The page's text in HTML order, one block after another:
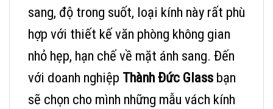
sang, độ trong suốt, loại kính này rất phù
hợp với thiết kế văn phòng không gian
nhỏ hẹp, hạn chế về mặt ánh sang. Đến
với doanh nghiệp Thành Đức Glass bạn
sẽ chọn cho mình những mẫu vách kính